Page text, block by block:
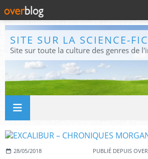
28/05/2018 PUBLIÉ DEPUIS